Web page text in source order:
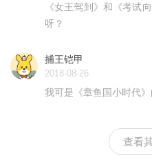
《女王驾到》和《考试
呀？
捕王铠甲
2018-08-26
我可是《章鱼国小时代》
查看